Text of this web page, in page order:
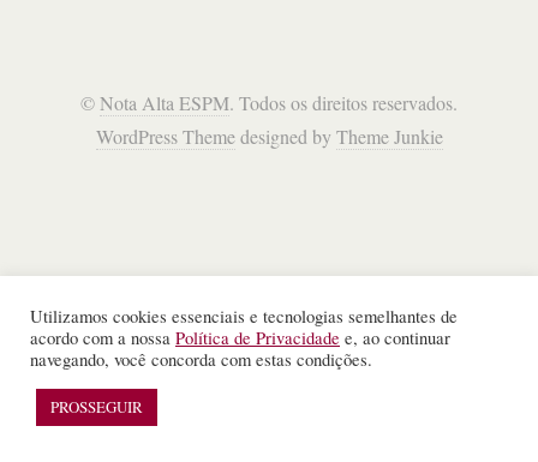
©Nota Alta ESPM. Todos os direitos reservados.
WordPress Themedesigned by Theme Junkie
Utilizamos cookies essenciais e tecnologias semelhantes de
acordo com a nossa Política de Privacidade e, ao continuar
navegando, você concorda com estas condições.
PROSSEGUIR